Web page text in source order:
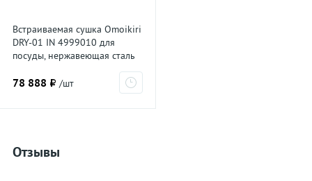
Встраиваемая сушка Omoikiri
DRY-01 IN 4999010 для
посуды, нержавеющая сталь
78 888 ₽ /шт
Отзывы